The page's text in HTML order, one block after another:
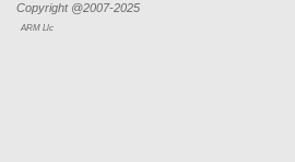
Copyright @2007-2025
ARM Llc